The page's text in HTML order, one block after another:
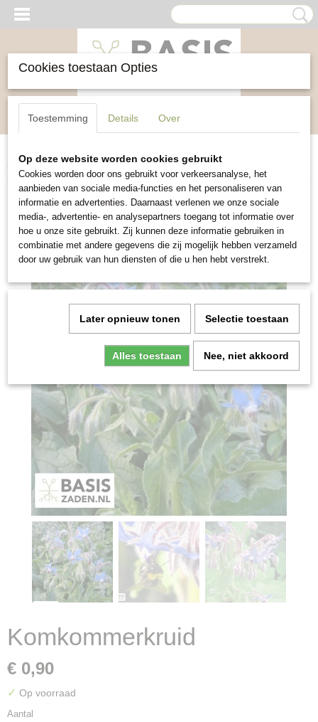
Inloggen Registreren
Home>Kruiden>Komkommerkruid
Komkommerkruid
€ 0,90
✓ Op voorraad
Aantal
Cookies toestaan Opties
Toestemming Details Over
Op deze website worden cookies gebruikt
Cookies worden door ons gebruikt voor verkeersanalyse, het
aanbieden van sociale media-functies en het personaliseren van
informatie en advertenties. Daarnaast verlenen we onze sociale
media-, advertentie- en analysepartners toegang tot informatie over
hoe u onze site gebruikt. Zij kunnen deze informatie gebruiken in
combinatie met andere gegevens die zij mogelijk hebben verzameld
door uw gebruik van hun diensten of die u hen hebt verstrekt.
Later opnieuw tonen Selectie toestaan
Alles toestaan Nee, niet akkoord